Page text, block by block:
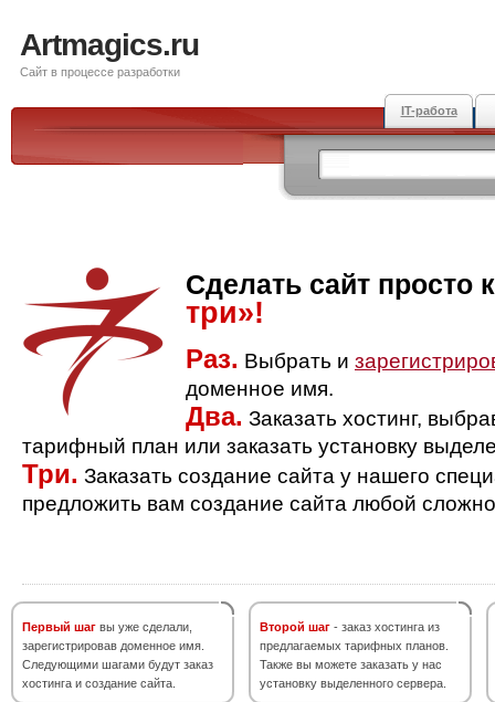
Artmagics.ru
Сайт в процессе разработки
IT-работа
Сделать сайт просто
три»!
Раз. Выбрать и
доменное имя.
Два. Заказать хостинг,
тарифный план или заказать установку
Три. Заказать создание сайта у нашего
предложить вам создание сайта любой
Первый шаг вы уже сделали,
зарегистрировав доменное имя.
Следующими шагами будут заказ
хостинга и создание сайта.
Второй шаг - заказ хостинга из
предлагаемых тарифных планов.
Также вы можете заказать у нас
установку выделенного сервера.